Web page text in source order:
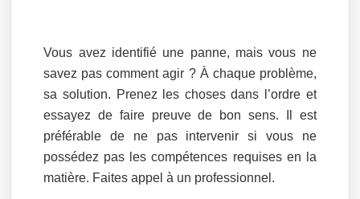
Vous avez identifié une panne, mais vous ne
savez pas comment agir ? À chaque problème,
sa solution. Prenez les choses dans l’ordre et
essayez de faire preuve de bon sens. Il est
préférable de ne pas intervenir si vous ne
possédez pas les compétences requises en la
matière. Faites appel à un professionnel.